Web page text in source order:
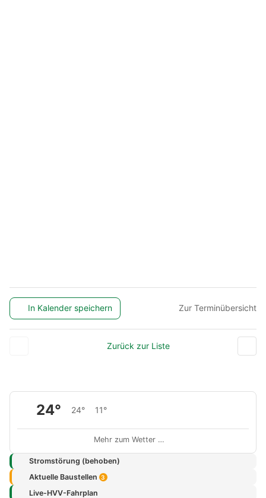
In Kalender speichern Zur Terminübersicht
Zurück zur Liste
24° 24° 11°
Mehr zum Wetter …
Stromstörung (behoben)
Aktuelle Baustellen 3
Live-HVV-Fahrplan